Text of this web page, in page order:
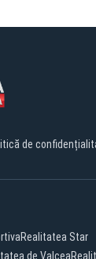
de
Realitatea Star
de Valcea